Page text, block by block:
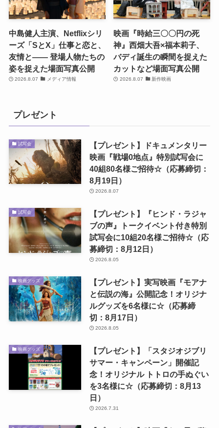
中島健人主演、Netflixシリ
ーズ「SとX」仕事と恋と、
友情と―― 登場人物たちの
姿を捉えた場面写真公開
2026.8.07 メディア情報
映画『時給三〇〇円の死
神』西畑大吾×福本莉子、
バディ誕生の瞬間を捉えた
カットなど場面写真公開
2026.8.07 新作映画
プレゼント
試写会
【プレゼント】ドキュメンタリー
映画『戦場0地点』特別試写会に
40組80名様ご招待☆（応募締切：
8月19日）
2026.8.07
試写会
【プレゼント】『ヒンド・ラジャ
ブの声』トークイベント付き特別
試写会に10組20名様ご招待☆（応
募締切：8月12日）
2026.8.05
映画グッズ
【プレゼント】実写映画『モアナ
と伝説の海』公開記念！オリジナ
ルグッズを6名様に☆（応募締
切：8月17日）
2026.8.05
映画グッズ
【プレゼント】「スタジオジブリ
サマー・キャンペーン」開催記
念！オリジナル トトロの手ぬぐい
を3名様に☆（応募締切：8月13
日）
2026.7.31